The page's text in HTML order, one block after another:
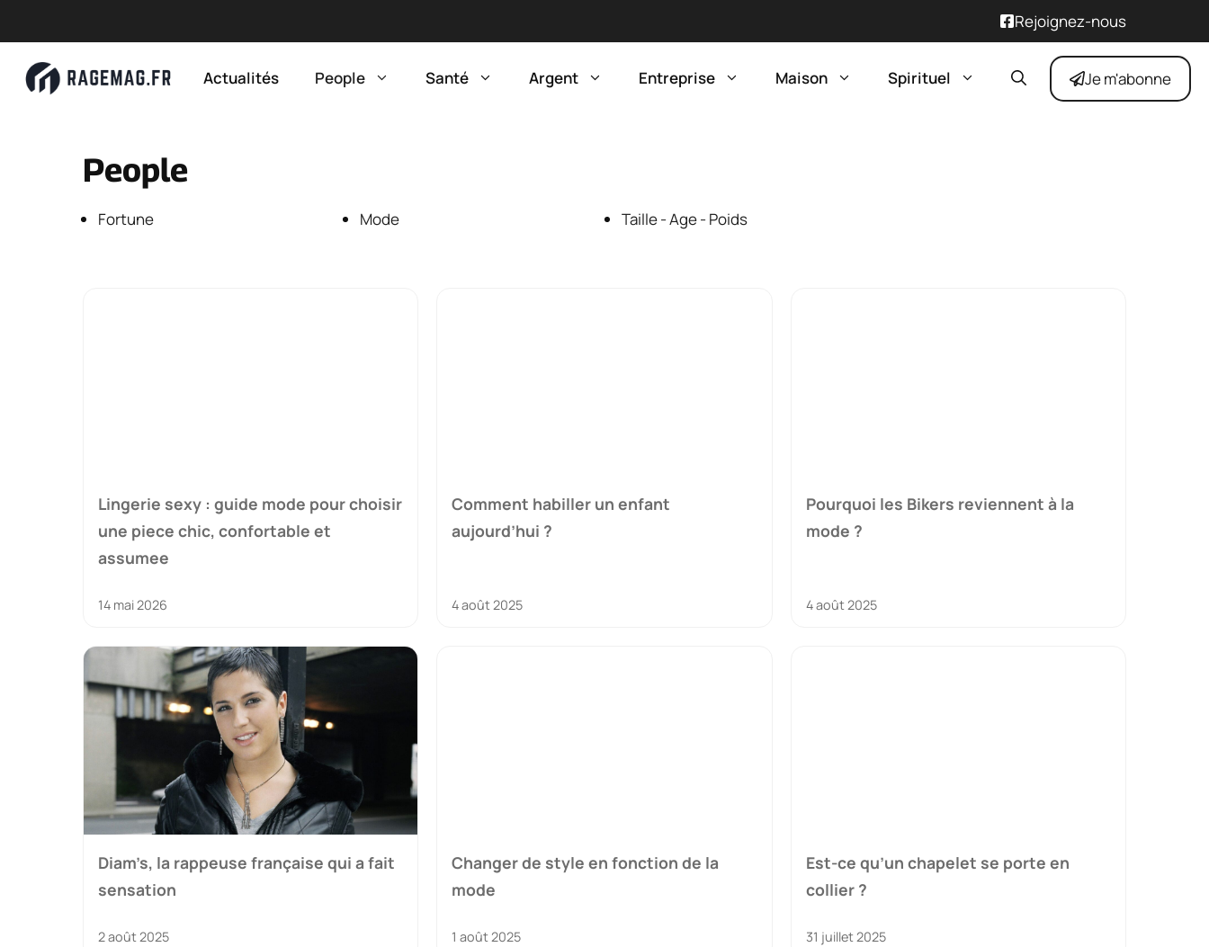
Rejoignez-nous
Actualités People Santé Argent Entreprise Maison Spirituel Je m'abonne
People
Fortune Mode Taille - Age - Poids
Lingerie sexy : guide mode pour choisir
une piece chic, confortable et
assumee
14 mai 2026
Comment habiller un enfant
aujourd’hui ?
4 août 2025
Pourquoi les Bikers reviennent à la
mode ?
4 août 2025
Diam’s, la rappeuse française qui a fait
sensation
2 août 2025
Changer de style en fonction de la
mode
1 août 2025
Est-ce qu’un chapelet se porte en
collier ?
31 juillet 2025